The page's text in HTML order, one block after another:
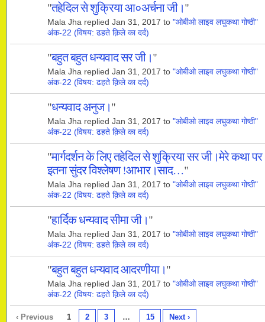
"तहेदिल से शुक्रिया आ०अर्चना जी।"
Mala Jha replied Jan 31, 2017 to "ओबीओ लाइव लघुकथा गोष्ठी"
अंक-22 (विषय: ढहते क़िले का दर्द)
"बहुत बहुत धन्यवाद सर जी।"
Mala Jha replied Jan 31, 2017 to "ओबीओ लाइव लघुकथा गोष्ठी"
अंक-22 (विषय: ढहते क़िले का दर्द)
"धन्यवाद अनुज।"
Mala Jha replied Jan 31, 2017 to "ओबीओ लाइव लघुकथा गोष्ठी"
अंक-22 (विषय: ढहते क़िले का दर्द)
"मार्गदर्शन के लिए तहेदिल से शुक्रिया सर जी।मेरे कथा पर
इतना सुंदर विश्लेषण !आभार।साद…"
Mala Jha replied Jan 31, 2017 to "ओबीओ लाइव लघुकथा गोष्ठी"
अंक-22 (विषय: ढहते क़िले का दर्द)
"हार्दिक धन्यवाद सीमा जी।"
Mala Jha replied Jan 31, 2017 to "ओबीओ लाइव लघुकथा गोष्ठी"
अंक-22 (विषय: ढहते क़िले का दर्द)
"बहुत बहुत धन्यवाद आदरणीया।"
Mala Jha replied Jan 31, 2017 to "ओबीओ लाइव लघुकथा गोष्ठी"
अंक-22 (विषय: ढहते क़िले का दर्द)
‹ Previous 1 2 3 … 15 Next ›